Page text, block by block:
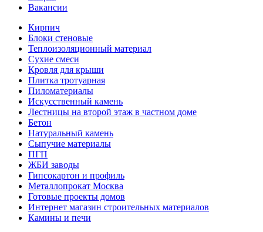
Вакансии
Кирпич
Блоки стеновые
Теплоизоляционный материал
Сухие смеси
Кровля для крыши
Плитка тротуарная
Пиломатериалы
Искусственный камень
Лестницы на второй этаж в частном доме
Бетон
Натуральный камень
Сыпучие материалы
ПГП
ЖБИ заводы
Гипсокартон и профиль
Металлопрокат Москва
Готовые проекты домов
Интернет магазин строительных материалов
Камины и печи